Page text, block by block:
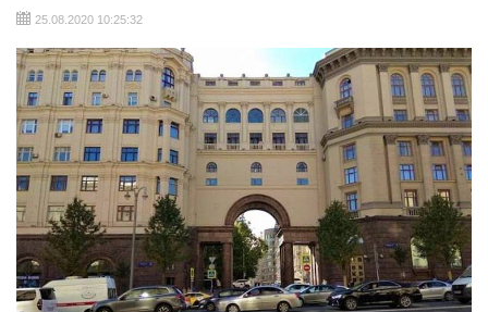
25.08.2020 10:25:32